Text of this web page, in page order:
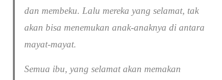
dan membeku. Lalu mereka yang selamat, tak
akan bisa menemukan anak-anaknya di antara
mayat-mayat.
Semua ibu, yang selamat akan memakan